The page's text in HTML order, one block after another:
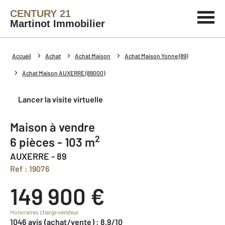
CENTURY 21
Martinot Immobilier
Accueil Achat Achat Maison Achat Maison Yonne (89)
Achat Maison AUXERRE (89000)
Lancer la visite virtuelle
Maison à vendre
6 pièces - 103 m2
AUXERRE - 89
Ref : 19076
149 900 €
Honoraires charge vendeur
1046 avis (achat/vente) : 8,9/10